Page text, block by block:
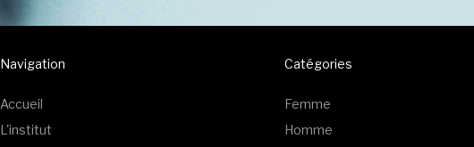
Navigation
Accueil
L'institut
Catégories
Femme
Homme